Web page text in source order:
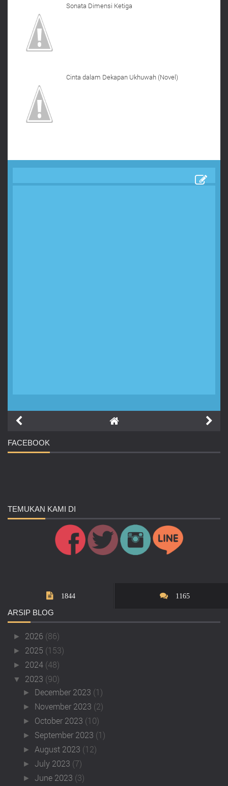
Sonata Dimensi Ketiga
Cinta dalam Dekapan Ukhuwah (Novel)
FACEBOOK
TEMUKAN KAMI DI
1844 1165
ARSIP BLOG
► 2026 (86)
► 2025 (153)
► 2024 (48)
▼ 2023 (90)
► December 2023 (1)
► November 2023 (2)
► October 2023 (10)
► September 2023 (1)
►August 2023 (12)
►July 2023 (7)
►June 2023 (3)